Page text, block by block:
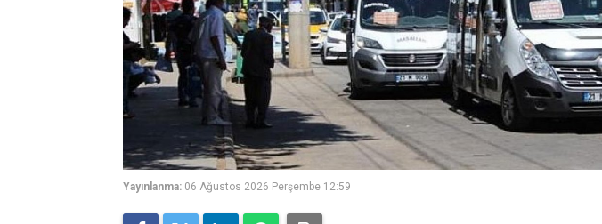
Yayınlanma: 06 Ağustos 2026 Perşembe 12:59